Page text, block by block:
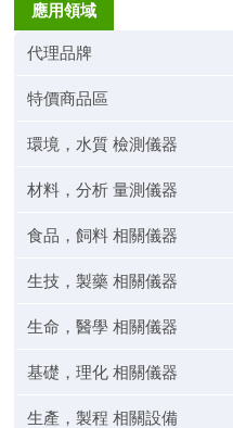
應用領域
代理品牌
特價商品區
環境，水質 檢測儀器
材料，分析 量測儀器
食品，飼料 相關儀器
生技，製藥 相關儀器
生命，醫學 相關儀器
基礎，理化 相關儀器
生產，製程 相關設備